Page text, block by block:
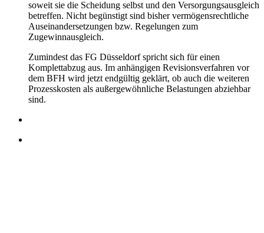
soweit sie die Scheidung selbst und den Versorgungsausgleich
betreffen. Nicht begünstigt sind bisher vermögensrechtliche
Auseinandersetzungen bzw. Regelungen zum
Zugewinnausgleich.
Zumindest das FG Düsseldorf spricht sich für einen
Komplettabzug aus. Im anhängigen Revisionsverfahren vor
dem BFH wird jetzt endgültig geklärt, ob auch die weiteren
Prozesskosten als außergewöhnliche Belastungen abziehbar
sind.